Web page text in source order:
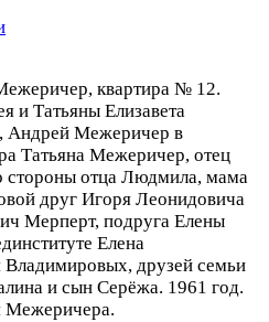
квартира № 12.
и Татьяны Елизавета
Андрей Межеричер в
Татьяна Межеричер, отец
стороны отца Людмила, мама
друг Игоря Леонидовича
Мерперт, подруга Елены
Елена
друзей семьи
и сын Серёжа. 1961 год.
Межеричера.